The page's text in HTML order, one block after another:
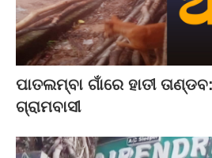
ପାତଲମ୍ବା ଗାଁରେ ହାତୀ
ଗ୍ରାମବାସୀ